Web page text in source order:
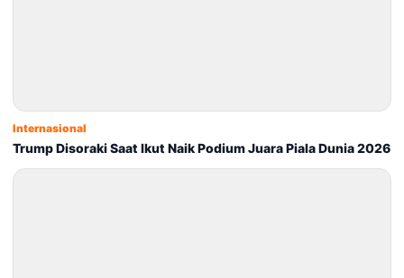
Internasional
Trump Disoraki Saat Ikut Naik Podium Juara Piala Dunia 2026